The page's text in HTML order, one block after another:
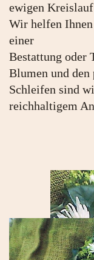
ewigen
Wir helfen
einer
Bestattung oder
Blumen und den
Schleifen sind
reichhaltigem